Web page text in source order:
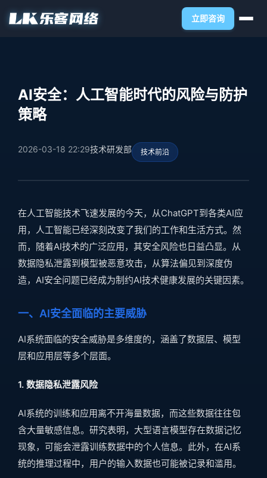
立即咨询
AI安全：人工智能时代的风险与防护
策略
2026-03-18 22:29技术研发部 技术前沿
在人工智能技术飞速发展的今天，从ChatGPT到各类AI应
用，人工智能已经深刻改变了我们的工作和生活方式。然
而，随着AI技术的广泛应用，其安全风险也日益凸显。从
数据隐私泄露到模型被恶意攻击，从算法偏见到深度伪
造，AI安全问题已经成为制约AI技术健康发展的关键因素。
一、AI安全面临的主要威胁
AI系统面临的安全威胁是多维度的，涵盖了数据层、模型
层和应用层等多个层面。
1. 数据隐私泄露风险
AI系统的训练和应用离不开海量数据，而这些数据往往包
含大量敏感信息。研究表明，大型语言模型存在数据记忆
现象，可能会泄露训练数据中的个人信息。此外，在AI系
统的推理过程中，用户的输入数据也可能被记录和滥用。